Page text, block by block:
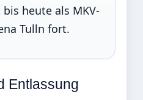
heute als MKV-
Tulln fort.
Entlassung